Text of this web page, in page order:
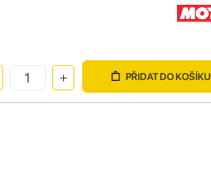
PŘIDAT DO KOŠÍKU